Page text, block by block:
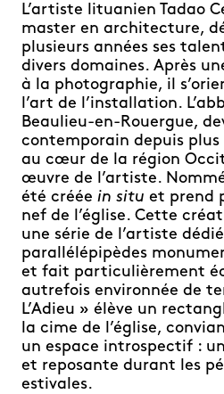
L’artiste lituanien Tadao
master en architecture,
plusieurs années ses
divers domaines. Après
à la photographie, il
l’art de l’installation.
Beaulieu-en-Rouergue,
contemporain depuis plus
au cœur de la région
œuvre de l’artiste.
été créée in situ et prend
nef de l’église. Cette
une série de l’artiste
parallélépipèdes
et fait particulièrement
autrefois environnée de
L’Adieu » élève un
la cime de l’église,
un espace introspectif :
et reposante durant les
estivales.